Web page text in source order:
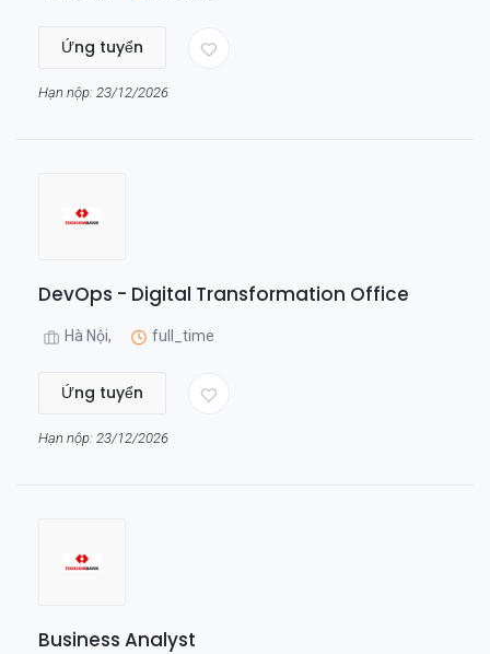
Ứng tuyển
Hạn nộp: 23/12/2026
DevOps - Digital Transformation Office
Hà Nội, full_time
Ứng tuyển
Hạn nộp: 23/12/2026
Business Analyst